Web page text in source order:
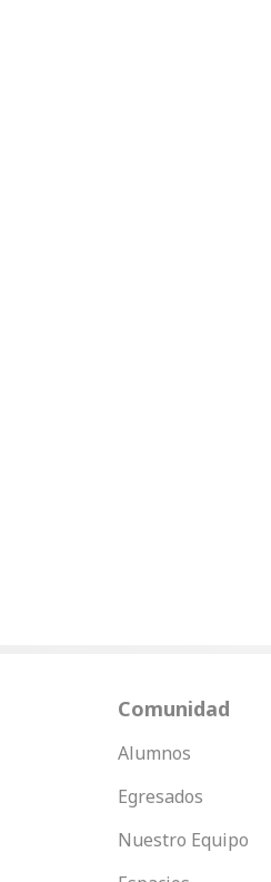
Comunidad
Alumnos
Egresados
Nuestro Equipo